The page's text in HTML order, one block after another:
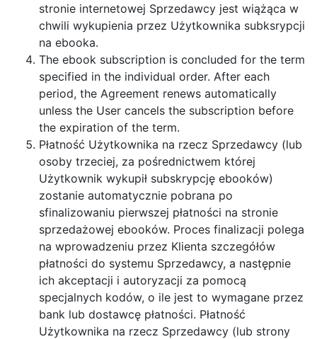
stronie internetowej Sprzedawcy jest wiążąca w
chwili wykupienia przez Użytkownika subksrypcji
na ebooka.
The ebook subscription is concluded for the term
specified in the individual order. After each
period, the Agreement renews automatically
unless the User cancels the subscription before
the expiration of the term.
Płatność Użytkownika na rzecz Sprzedawcy (lub
osoby trzeciej, za pośrednictwem której
Użytkownik wykupił subskrypcję ebooków)
zostanie automatycznie pobrana po
sfinalizowaniu pierwszej płatności na stronie
sprzedażowej ebooków. Proces finalizacji polega
na wprowadzeniu przez Klienta szczegółów
płatności do systemu Sprzedawcy, a następnie
ich akceptacji i autoryzacji za pomocą
specjalnych kodów, o ile jest to wymagane przez
bank lub dostawcę płatności. Płatność
Użytkownika na rzecz Sprzedawcy (lub strony